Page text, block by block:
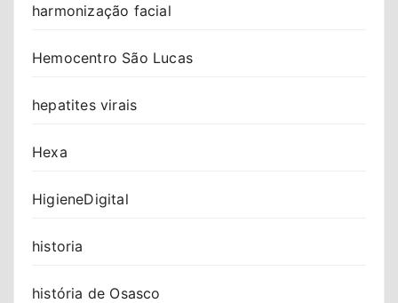
harmonização facial
Hemocentro São Lucas
hepatites virais
Hexa
HigieneDigital
historia
história de Osasco